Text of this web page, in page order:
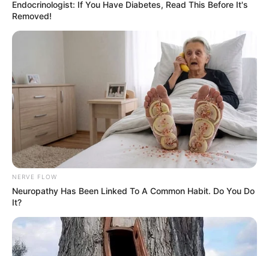
Aprenda a fazer esse tipo de embalagemaqui
E pode também utilizar o papelão para fazer
simples e fáceis caixinhas quadradas.
Endocrinologist: If You Have Diabetes, Read This Before It's
Removed!
NERVE FLOW
Neuropathy Has Been Linked To A Common Habit. Do You Do
It?